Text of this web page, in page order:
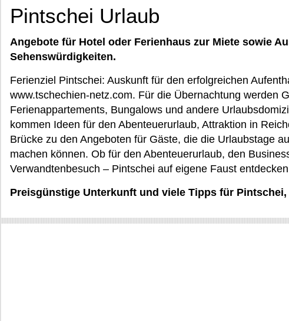
Pintschei Urlaub
Angebote für Hotel oder Ferienhaus zur Miete sowie
Sehenswürdigkeiten.
Ferienziel Pintschei: Auskunft für den erfolgreichen
www.tschechien-netz.com. Für die Übernachtung werden
Ferienappartements, Bungalows und andere
kommen Ideen für den Abenteuerurlaub, Attraktion in
Brücke zu den Angeboten für Gäste, die die Urlaubstage
machen können. Ob für den Abenteuerurlaub, den
Verwandtenbesuch – Pintschei auf eigene Faust
Preisgünstige Unterkunft und viele Tipps für Pintschei,